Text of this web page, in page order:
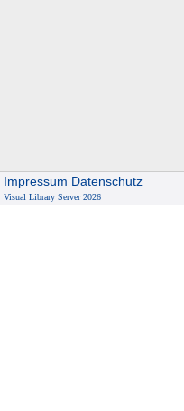
Impressum Datenschutz
Visual Library Server 2026